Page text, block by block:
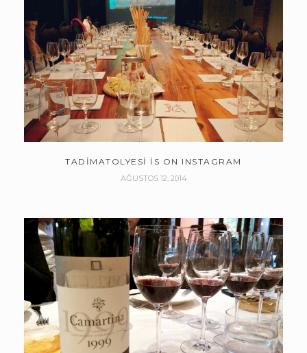
TADIMATOLYESI IS ON INSTAGRAM
AĞUSTOS 12, 2014